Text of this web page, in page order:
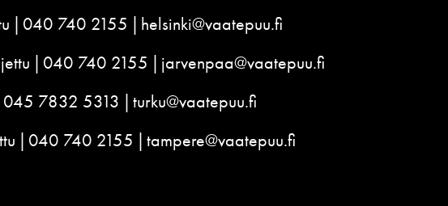
040 740 2155
helsinki@vaatepuu.fi
040 740 2155
jarvenpaa@vaatepuu.fi
045 7832 5313
turku@vaatepuu.fi
040 740 2155 tampere@vaatepuu.fi